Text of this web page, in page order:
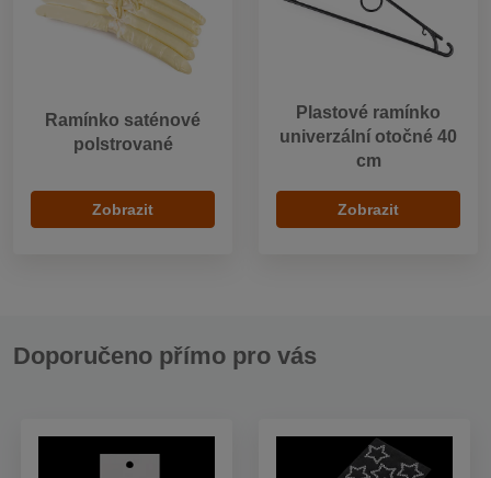
Ramínko saténové
polstrované
Zobrazit
Plastové ramínko
univerzální otočné 40
cm
Zobrazit
Doporučeno přímo pro vás